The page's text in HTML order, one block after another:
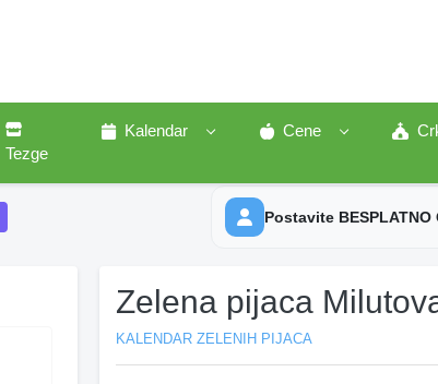
Tezge
Kalendar Cene
Postavite
Zelena pijaca
KALENDAR ZELENIH PIJACA